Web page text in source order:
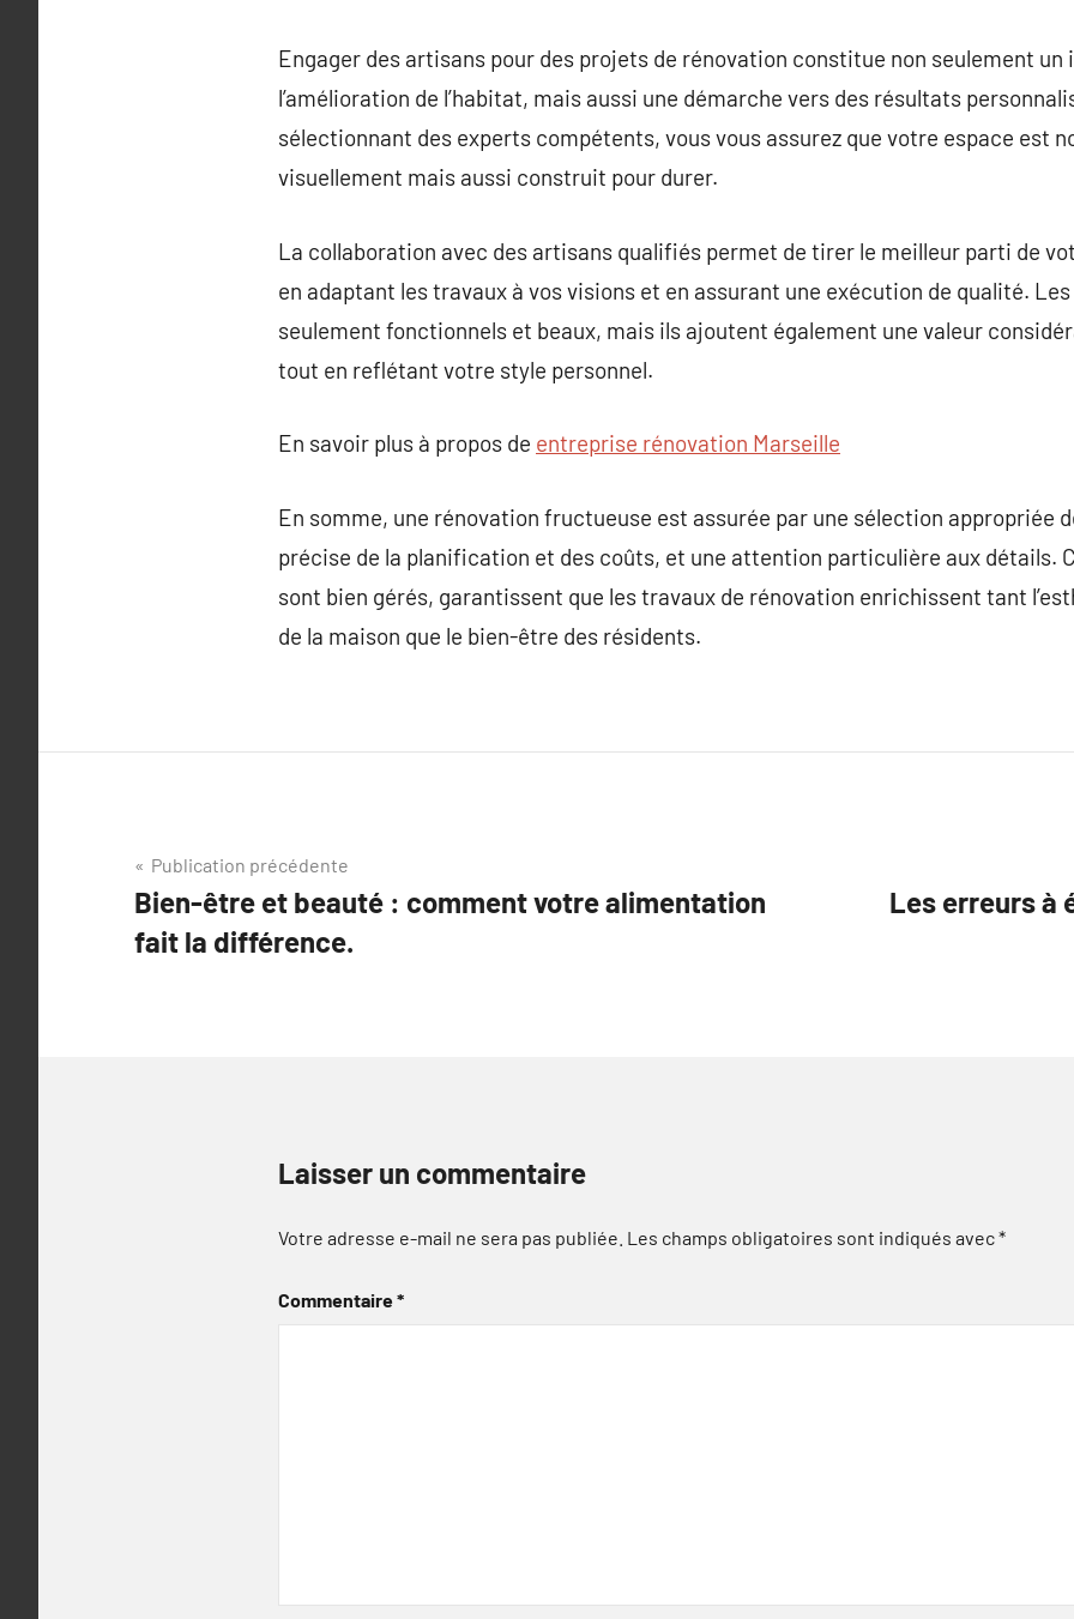
Engager des artisans pour des projets de rénovation constitue non seulement
l’amélioration de l’habitat, mais aussi une démarche vers des résultats
sélectionnant des experts compétents, vous vous assurez que votre espace est
visuellement mais aussi construit pour durer.
La collaboration avec des artisans qualifiés permet de tirer le meilleur parti de
en adaptant les travaux à vos visions et en assurant une exécution de qualité.
seulement fonctionnels et beaux, mais ils ajoutent également une valeur
tout en reflétant votre style personnel.
En savoir plus à propos de entreprise rénovation Marseille
En somme, une rénovation fructueuse est assurée par une sélection appropriée
précise de la planification et des coûts, et une attention particulière aux détails.
sont bien gérés, garantissent que les travaux de rénovation enrichissent tant
de la maison que le bien-être des résidents.
Navigation
de
l’article
Publication précédente
Bien-être et beauté : comment votre alimentation
fait la différence.
Les erreurs à
Laisser un commentaire
Votre adresse e-mail ne sera pas publiée. Les champs obligatoires sont indiqués avec*
Commentaire*